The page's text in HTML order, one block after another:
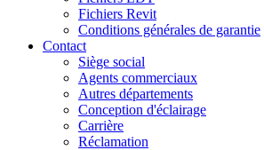
Fichiers Revit
Conditions générales de garantie
Contact
Siège social
Agents commerciaux
Autres départements
Conception d'éclairage
Carrière
Réclamation